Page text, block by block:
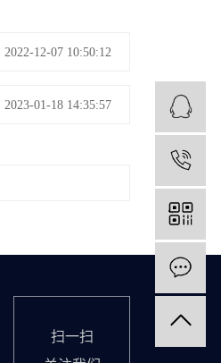
2022-12-07 10:50:12
2023-01-18 14:35:57
扫一扫